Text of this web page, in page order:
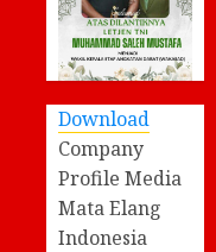
Download
Company
Profile Media
Mata Elang
Indonesia